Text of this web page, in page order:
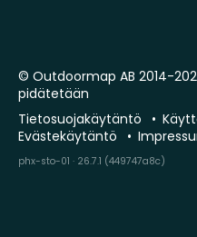
© Outdoormap AB 2014-
pidätetään
Tietosuojakäytäntö
Evästekäytäntö
phx-sto-01 · 26.7.1 (449747a8c)